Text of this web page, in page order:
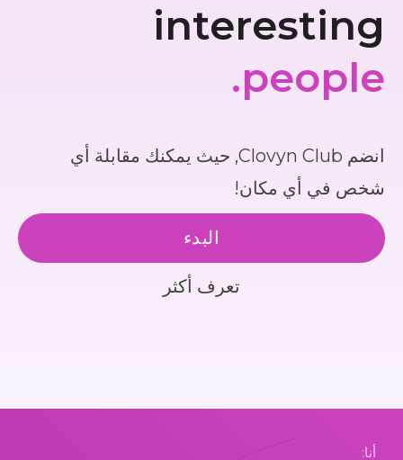
interesting
people.
انضم Clovyn Club, حيث يمكنك مقابلة أي
شخص في أي مكان!
البدء
تعرف أكثر
أنا: